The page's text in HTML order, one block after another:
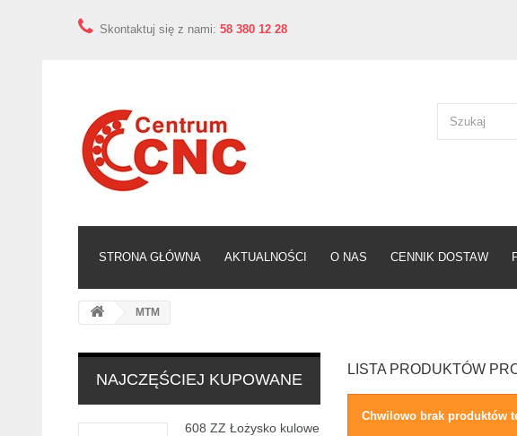
Skontaktuj się z nami: 58 380 12 28
STRONA GŁÓWNA AKTUALNOŚCI O NAS CENNIK DOSTAW
MTM
NAJCZĘŚCIEJ KUPOWANE
608 ZZ Łożysko kulowe
LISTA PRODUKTÓW
Chwilowo brak produktów